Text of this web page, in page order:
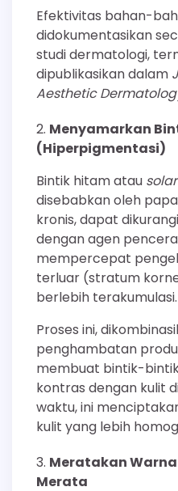
Efektivitas bahan-
didokumentasikan
studi dermatologi,
dipublikasikan dalam
Aesthetic
Menyamarkan
(Hiperpigmentasi)
Bintik hitam atau
disebabkan oleh
kronis, dapat
dengan agen
mempercepat
terluar (stratum
berlebih terakumulasi.
Proses ini,
penghambatan
membuat bintik-
kontras dengan kulit
waktu, ini
kulit yang lebih
Meratakan
Merata